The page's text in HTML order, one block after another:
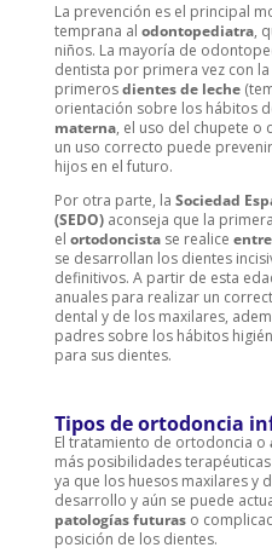
La prevención es el principal
temprana al odontopediatra,
niños. La mayoría de
dentista por primera vez con
primerosdientes de leche
orientación sobre los hábitos
materna, el uso del chupete o
un uso correcto puede
hijos en el futuro.
Por otra parte, la Sociedad
(SEDO)aconseja que la
el ortodoncistase realice
se desarrollan los dientes
definitivos. A partir de esta
anuales para realizar un
dental y de los maxilares,
padres sobre los hábitos
para sus dientes.
Tipos de ortodoncia
El tratamiento de ortodoncia o
más posibilidades
ya que los huesos maxilares y
desarrollo y aún se puede
patologías futuraso
posición de los dientes.